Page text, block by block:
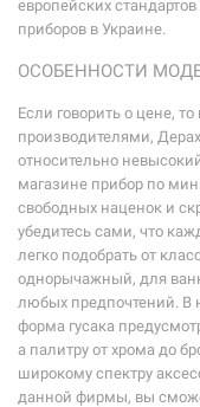
европейских
приборов в Украине.
ОСОБЕННОСТИ
Если говорить о цене,
производителями,
относительно
магазине прибор по
свободных наценок и
убедитесь сами, что
легко подобрать от
однорычажный, для
любых предпочтений. В
форма гусака
а палитру от хрома до
широкому спектру
данной фирмы, вы